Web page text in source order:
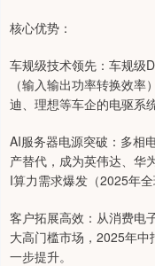
核心优势：
车规级技术领先：车规级
（输入输出功率转换效
迪、理想等车企的电驱系统
AI服务器电源突破：多相
产替代，成为英伟达、华
I算力需求爆发（2025年
客户拓展高效：从消费电
大高门槛市场，2025年
一步提升。